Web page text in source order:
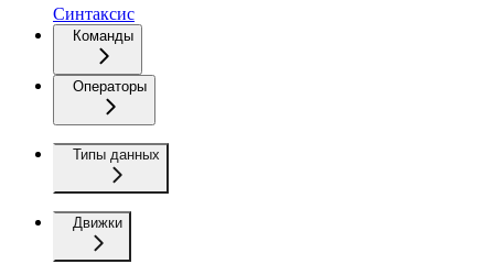
Синтаксис
Команды
Операторы
Типы данных
Движки